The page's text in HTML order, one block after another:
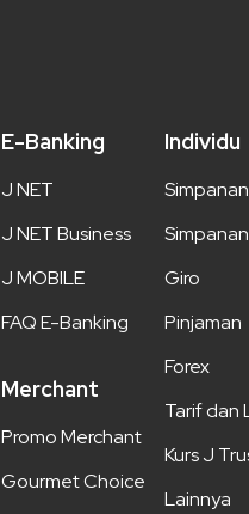
E-Banking
J NET
J NET Business
J MOBILE
FAQ E-Banking
Merchant
Promo Merchant
Gourmet Choice
Individu
Simpanan
Giro
Pinjaman
Forex
Tarif dan
Kurs J
Lainnya